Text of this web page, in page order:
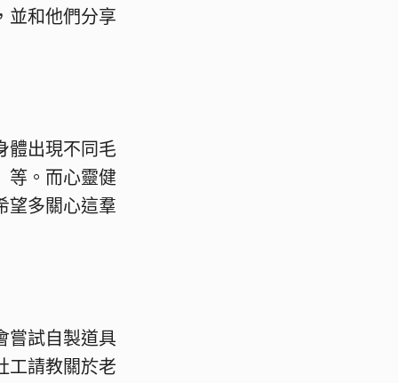
並和他們分享
體出現不同毛
等。而心靈健
望多關心這羣
嘗試自製道具
工請教關於老